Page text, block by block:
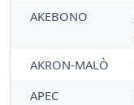
AKEBONO
AKRON-MALÒ
APEC